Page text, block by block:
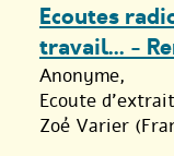
Ecoutes
travail... -
Anonyme,
Ecoute
Zoé Varier